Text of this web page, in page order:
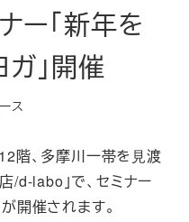
ー「新年を
」開催
ース
階、多摩川一帯を⾒渡
/d-labo」で、セミナー
開催されます。